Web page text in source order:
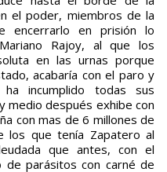
el poder, miembros de la
encerrarlo en prisión lo
Rajoy, al que los
en las urnas porque
acabaría con el paro y
incumplido todas sus
medio después exhibe con
con mas de 6 millones de
los que tenía Zapatero al
que antes, con el
de parásitos con carné de